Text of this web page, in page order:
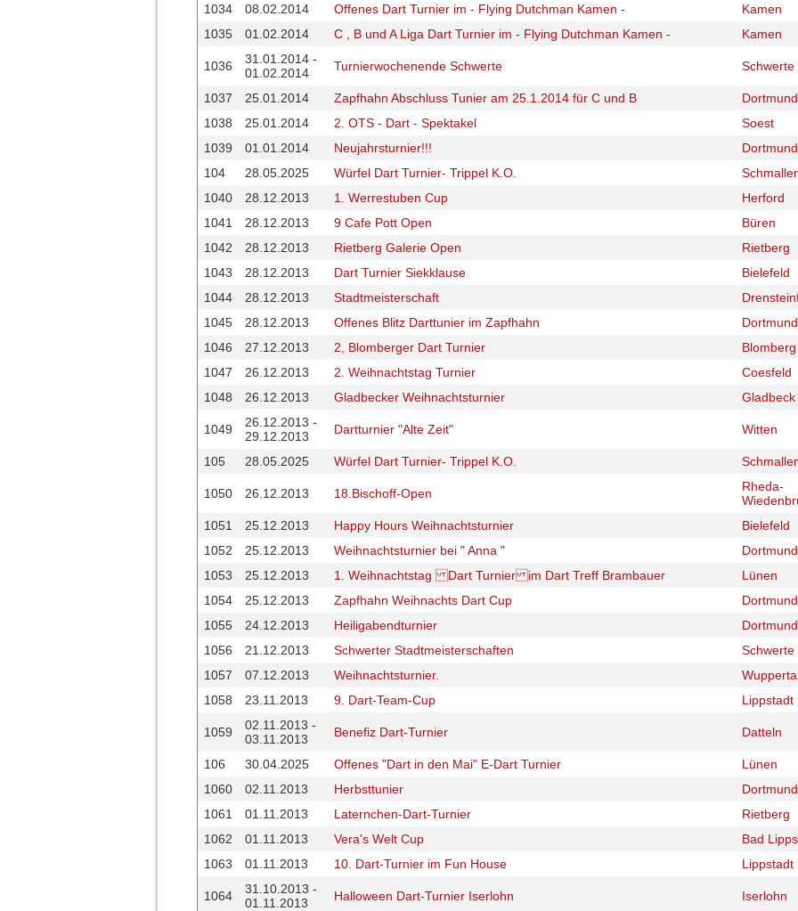
1034
08.02.2014 Offenes Dart Turnier im - Flying Dutchman Kamen -
Kamen
1035
01.02.2014 C , B und A Liga Dart Turnier im - Flying Dutchman Kamen - Kamen
1036
31.01.2014 -
01.02.2014
Turnierwochenende Schwerte Schwerte
1037 25.01.2014 Zapfhahn Abschluss Tunier am 25.1.2014 für C und B
Dortmund
1038
25.01.2014 2. OTS - Dart - Spektakel
Soest
1039
01.01.2014 Neujahrsturnier!!!
Dortmund
104
28.05.2025 Würfel Dart Turnier- Trippel K.O.
1040
28.12.2013 1. Werrestuben Cup
Herford
1041
28.12.2013 9 Cafe Pott Open
Büren
1042
28.12.2013 Rietberg Galerie Open
Rietberg
1043
28.12.2013 Dart Turnier Siekklause
Bielefeld
1044
28.12.2013 Stadtmeisterschaft
1045
28.12.2013 Offenes Blitz Darttunier im Zapfhahn
Dortmund
1046
27.12.2013 2, Blomberger Dart Turnier
Blomberg
1047
26.12.2013 2. Weihnachtstag Turnier
Coesfeld
1048
26.12.2013 Gladbecker Weihnachtsturnier Gladbeck
1049
26.12.2013 -
29.12.2013
Dartturnier "Alte Zeit" Witten
105 28.05.2025 Würfel Dart Turnier- Trippel K.O.
1050 26.12.2013 18.Bischoff-Open
Rheda-
1051
25.12.2013 Happy Hours Weihnachtsturnier
Bielefeld
1052
25.12.2013 Weihnachtsturnier bei " Anna "
Dortmund
1053
25.12.2013 1. Weihnachtstag Dart Turnier im Dart Treff Brambauer
Lünen
1054
25.12.2013 Zapfhahn Weihnachts Dart Cup
Dortmund
1055
24.12.2013 Heiligabendturnier
Dortmund
1056
21.12.2013 Schwerter Stadtmeisterschaften
Schwerte
1057
07.12.2013 Weihnachtsturnier.
1058
23.11.2013 9. Dart-Team-Cup Lippstadt
1059
02.11.2013 -
03.11.2013
Benefiz Dart-Turnier Datteln
106 30.04.2025 Offenes "Dart in den Mai" E-Dart Turnier
Lünen
1060
02.11.2013 Herbsttunier
Dortmund
1061
01.11.2013 Laternchen-Dart-Turnier
Rietberg
1062
01.11.2013 Vera's Welt Cup
Bad
1063
01.11.2013 10. Dart-Turnier im Fun House Lippstadt
1064
31.10.2013 -
01.11.2013
Halloween Dart-Turnier Iserlohn Iserlohn